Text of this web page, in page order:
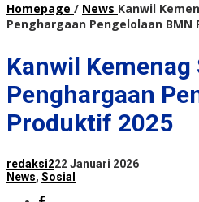
Homepage / News Kanwil
Penghargaan Pengelolaan BMN
Kanwil
Penghargaan
Produktif 2025
redaksi222 Januari 2026
News, Sosial